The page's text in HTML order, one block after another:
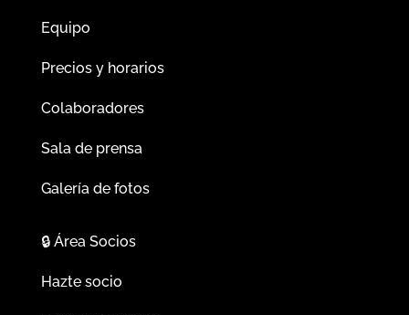
Equipo
Precios y horarios
Colaboradores
Sala de prensa
Galería de fotos
🔒Área Socios
Hazte socio